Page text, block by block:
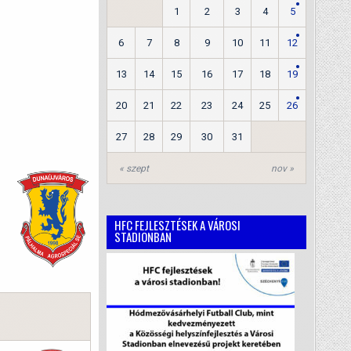
« szept nov »
1 2 3 4 5
6 7 8 9 10 11 12
13 14 15 16 17 18 19
20 21 22 23 24 25 26
27 28 29 30 31
HFC FEJLESZTÉSEK A VÁROSI
STADIONBAN